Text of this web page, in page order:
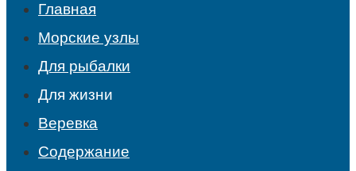
Главная
Морские узлы
Для рыбалки
Для жизни
Веревка
Содержание